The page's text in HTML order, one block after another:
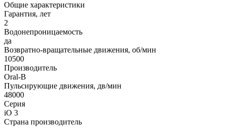
Общие характеристики
Гарантия, лет
2
Водонепроницаемость
да
Возвратно-вращательные движения, об/мин
10500
Производитель
Oral-B
Пульсирующие движения, дв/мин
48000
Серия
iO 3
Страна производитель